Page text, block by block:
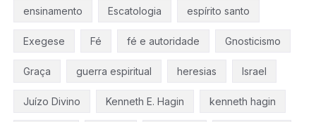
ensinamento Escatologia espírito santo
Exegese Fé fé e autoridade Gnosticismo
Graça guerra espiritual heresias Israel
Juízo Divino Kenneth E. Hagin kenneth hagin